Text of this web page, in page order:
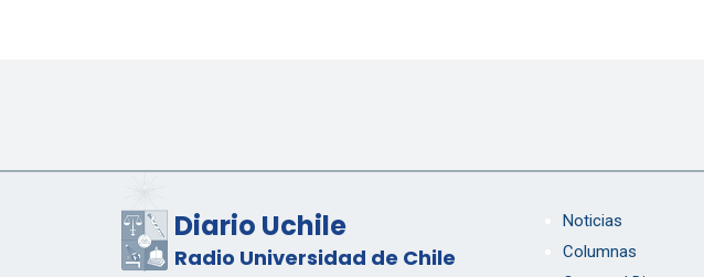
Diario Uchile
Radio Universidad de Chile
Noticias
Columnas